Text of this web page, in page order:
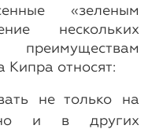
«зеленым
нескольких
Кипра относят:
не только на
но и в других